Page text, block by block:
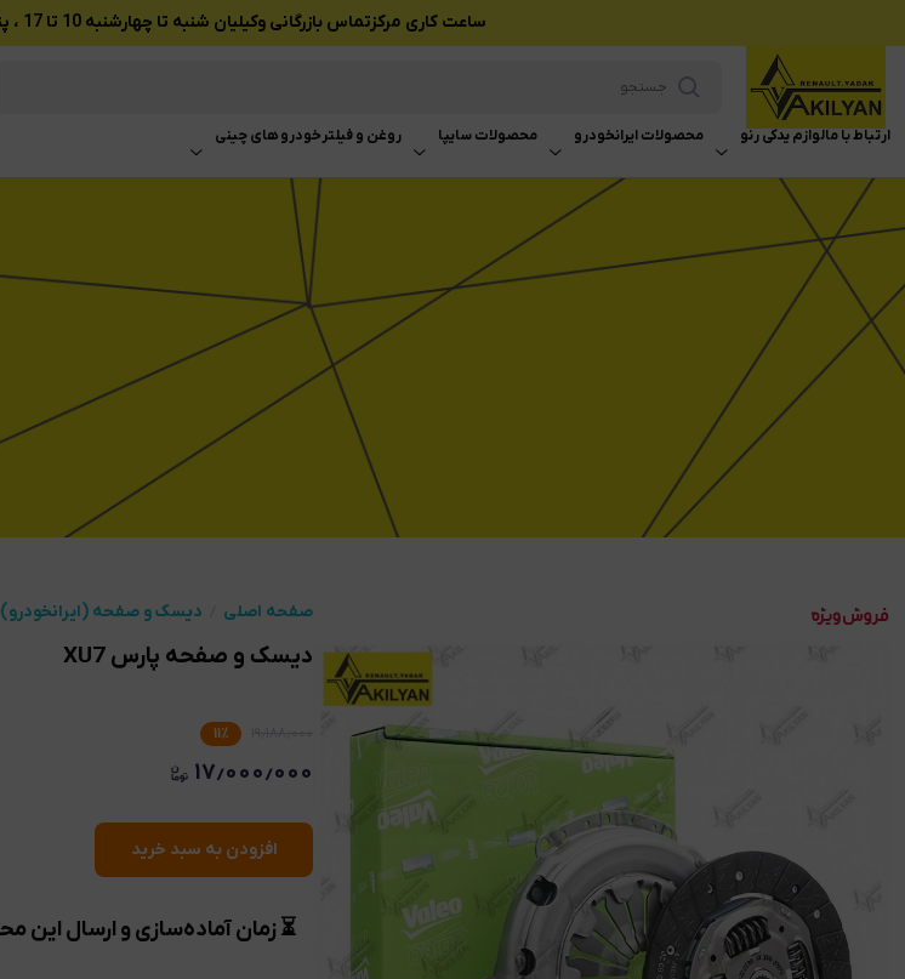
ساعت کاری مرکزتماس بازرگانی وکیلیان شنبه تا چهارشنبه 10 تا 17 ، پنجشنبه 10 تا 13 (به غیر از تعطیلات رسمی)
ارتباط با مالوازم یدکی رنو محصولات ایرانخودرو محصولات سایپا روغن و فیلتر خودرو های چینی
صفحه اصلی دیسک و صفحه (ایرانخودرو)
دیسک و صفحه پارس XU7
۱۱٪
۱۷٫۰۰۰٫۰۰۰
افزودن به سبد خرید